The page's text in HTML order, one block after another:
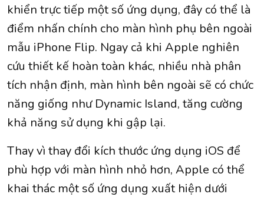
khiển trực tiếp một số ứng dụng, đây có thể là
điểm nhấn chính cho màn hình phụ bên ngoài
mẫu iPhone Flip. Ngay cả khi Apple nghiên
cứu thiết kế hoàn toàn khác, nhiều nhà phân
tích nhận định, màn hình bên ngoài sẽ có chức
năng giống như Dynamic Island, tăng cường
khả năng sử dụng khi gập lại.
Thay vì thay đổi kích thước ứng dụng iOS để
phù hợp với màn hình nhỏ hơn, Apple có thể
khai thác một số ứng dụng xuất hiện dưới